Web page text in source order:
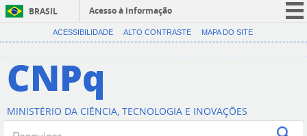
BRASIL
Acesso à informação
CORONAVÍRUS (COVID-19)
Canais
ACESSIBILIDADE ALTO CONTRASTE MAPA DO SITE
CNPq
MINISTÉRIO DA CIÊNCIA, TECNOLOGIA E INOVAÇÕES